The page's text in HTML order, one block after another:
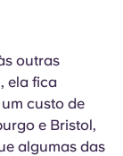
outras
ela fica
custo de
e Bristol,
algumas das